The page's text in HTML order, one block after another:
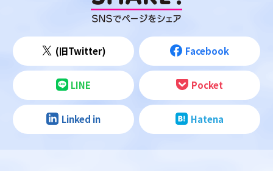
(旧Twitter) Facebook
LINE Pocket
Linked in Hatena